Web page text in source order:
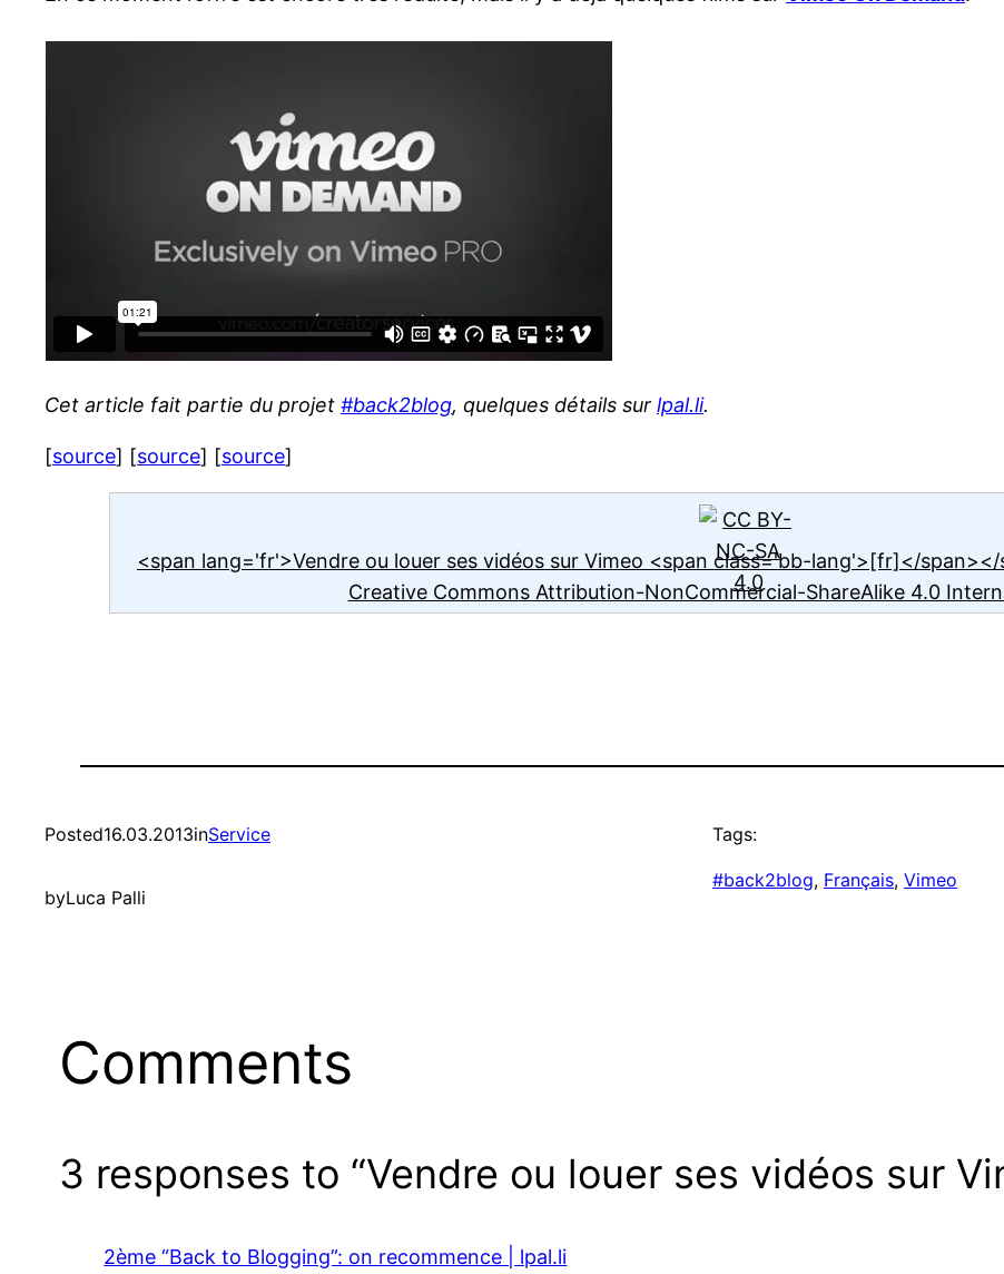
Cet article fait partie du projet #back2blog, quelques détails sur lpal.li.
[source] [source] [source]
<span lang='fr'>Vendre ou louer ses vidéos sur Vimeo <span class='bb-lang'>[fr]</span></
Creative Commons Attribution-NonCommercial-ShareAlike 4.0
Posted16.03.2013inService
byLuca Palli
Tags:
#back2blog, Français, Vimeo
Comments
3 responses to “Vendre ou louer ses vidéos sur
2ème “Back to Blogging”: on recommence | lpal.li